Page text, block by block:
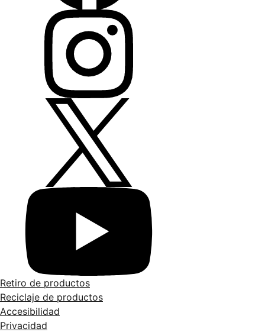
Retiro de productos
Reciclaje de productos
Accesibilidad
Privacidad